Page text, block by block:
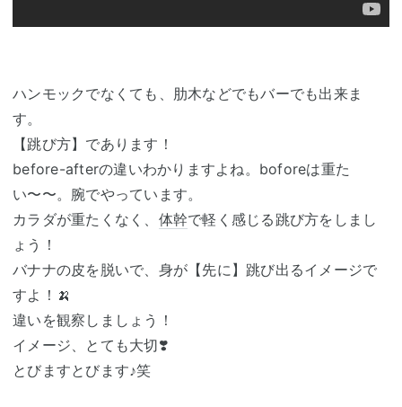
ハンモックでなくても、肋木などでもバーでも出来ま
す。
【跳び方】であります！
before-afterの違いわかりますよね。boforeは重た
い〜〜。腕でやっています。
カラダが重たくなく、 体幹で軽く感じる跳び方をしまし
ょう！
バナナの皮を脱いで、身が【先に】跳び出るイメージで
すよ！🍌
違いを観察しましょう！
イメージ、とても大切❣️
とびますとびます♪笑